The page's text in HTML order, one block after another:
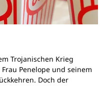
Trojanischen Krieg
Penelope und seinem
Doch der